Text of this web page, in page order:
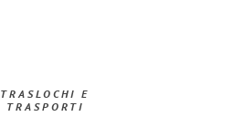
TRASLOCHI E
TRASPORTI​